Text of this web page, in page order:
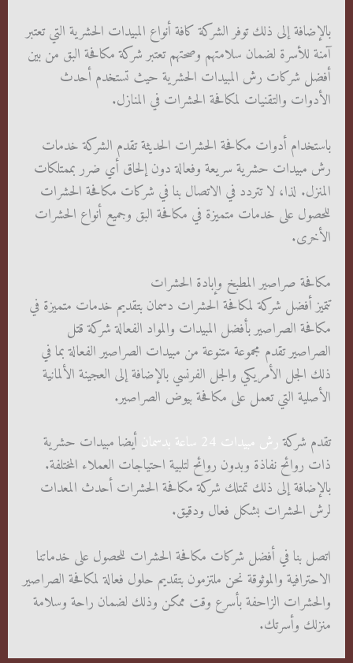
بالإضافة إلى ذلك توفر الشركة كافة أنواع المبيدات الحشرية التي تعتبر
آمنة للأسرة لضمان سلامتهم وصحتهم تعتبر شركة مكافحة البق من بين
أفضل شركات رش المبيدات الحشرية حيث تستخدم أحدث
الأدوات والتقنيات لمكافحة الحشرات في المنازل.
باستخدام أدوات مكافحة الحشرات الحديثة تقدم الشركة خدمات
رش مبيدات حشرية سريعة وفعالة دون إلحاق أي ضرر بممتلكات
المنزل. لذا، لا تتردد في الاتصال بنا في شركات مكافحة الحشرات
للحصول على خدمات متميزة في مكافحة البق وجميع أنواع الحشرات
الأخرى.
مكافحة صراصير المطبخ وإبادة الحشرات
تتميز أفضل شركة لمكافحة الحشرات دسمان بتقديم خدمات متميزة في
مكافحة الصراصير بأفضل المبيدات والمواد الفعالة شركة قتل
الصراصير تقدم مجموعة متنوعة من مبيدات الصراصير الفعالة بما في
ذلك الجل الأمريكي والجل الفرنسي بالإضافة إلى العجينة الألمانية
الأصلية التي تعمل على مكافحة بيوض الصراصير.
تقدم شركةرش مبيدات 24 ساعة بدسمان
أيضا مبيدات حشرية
ذات روائح نفاذة وبدون روائح لتلبية احتياجات العملاء المختلفة.
بالإضافة إلى ذلك تمتلك شركة مكافحة الحشرات أحدث المعدات
لرش الحشرات بشكل فعال ودقيق.
اتصل بنا في أفضل شركات مكافحة الحشرات للحصول على خدماتنا
الاحترافية والموثوقة نحن ملتزمون بتقديم حلول فعالة لمكافحة الصراصير
والحشرات الزاحفة بأسرع وقت ممكن وذلك لضمان راحة وسلامة
منزلك وأسرتك.